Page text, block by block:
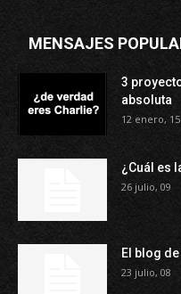
MENSAJES
3
absoluta
12 enero, 15
¿Cuál es
26 julio, 09
El blog
23 julio, 08